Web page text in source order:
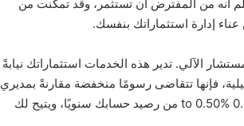
أنه من المفترض أن تستثمر، وقد تمكنت من
إدارة استثماراتك بنفسك.
الآلي. تدير هذه الخدمات استثماراتك نيابةً
فإنها تتقاضى رسومًا منخفضة مقارنةً بمديري
الاستثمار البشريين. عادةً ما تتراوح تكلفة المستشار الآلي بين %0.25 to 0.50% من رصيد حسابك سنويًا، ويتيح لك